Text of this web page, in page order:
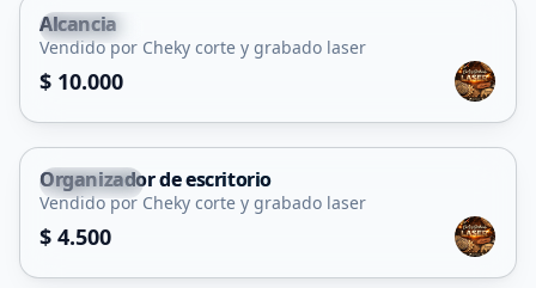
La Toma
Alcancia
Vendido por Cheky corte y grabado laser
$ 10.000
La Toma
Organizador de escritorio
Vendido por Cheky corte y grabado laser
$ 4.500